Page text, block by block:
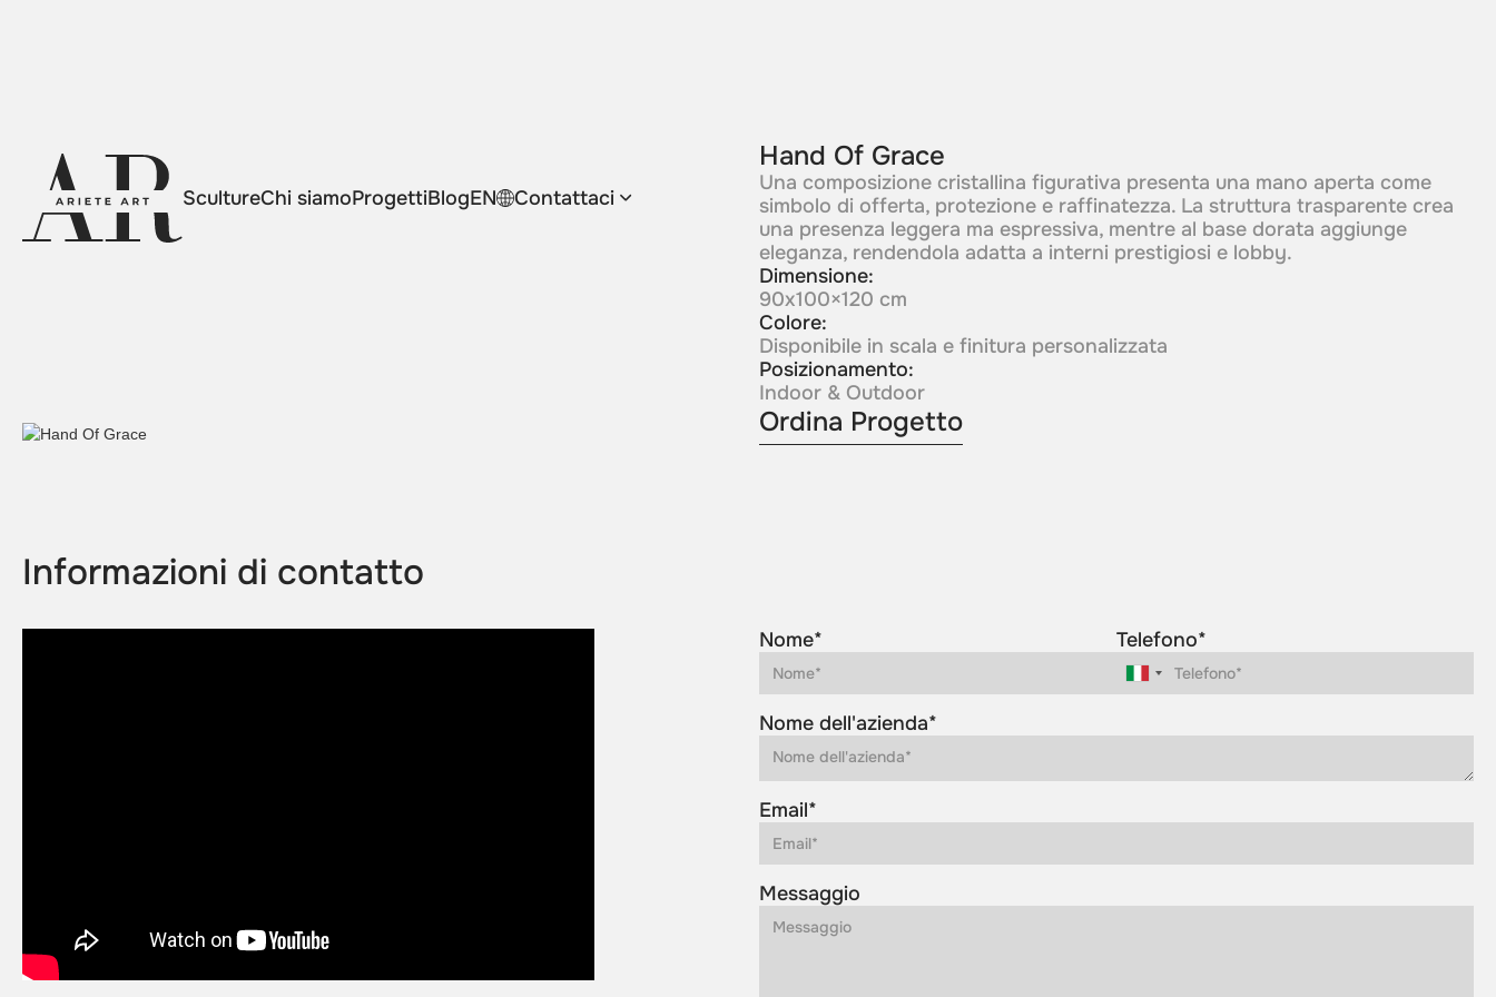
ScultureChi siamoProgettiBlogEN Contattaci
Hand Of Grace
Una composizione cristallina figurativa presenta una mano aperta come
simbolo di offerta, protezione e raffinatezza. La struttura trasparente crea
una presenza leggera ma espressiva, mentre al base dorata aggiunge
eleganza, rendendola adatta a interni prestigiosi e lobby.
Dimensione:
90x100×120 cm
Colore:
Disponibile in scala e finitura personalizzata
Posizionamento:
Indoor & Outdoor
Ordina Progetto
Informazioni di contatto
Nome* Telefono*
Nome dell'azienda*
Email*
Messaggio